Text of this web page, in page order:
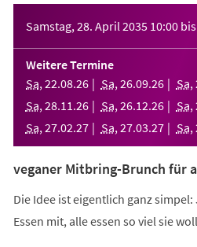
Samstag, 28. April 2035 10:00 bis
Weitere Termine
Sa, 22.08.26 Sa, 26.09.26 Sa,
Sa, 28.11 .26 Sa, 26.12.26 Sa,
Sa, 27.02.27 Sa, 27.03.27 Sa,
veganer Mitbring-Brunch für
Die Idee ist eigentlich ganz
Essen mit, alle essen so viel sie